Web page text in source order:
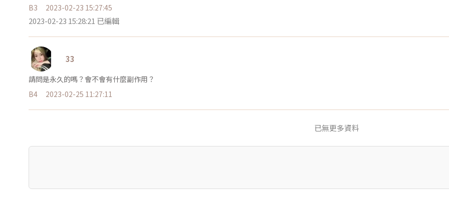
B3 2023-02-23 15:27:45
2023-02-23 15:28:21 已編輯
33
請問是永久的嗎？會不會有什麼副作用？
B4
2023-02-25 11:27:11
已無更多資料